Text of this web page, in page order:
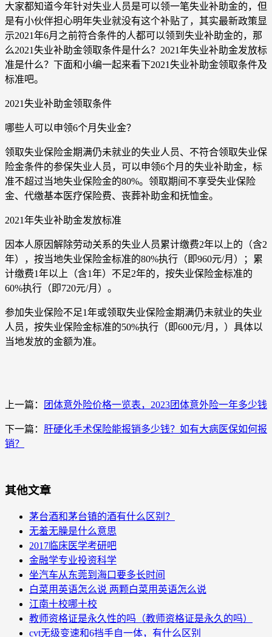
大家都知道今年针对失业人员是可以领一笔失业补助金的，但
是有小伙伴担心明年失业就没有这个补贴了，其实最新政策显
示2021年6月之前符合条件的人都可以领到失业补助金的，那
么2021失业补助金领取条件是什么？2021年失业补助金发放标
准是什么？下面和小编一起来看下2021失业补助金领取条件及
标准吧。
2021失业补助金领取条件
哪些人可以申领6个月失业金？
领取失业保险金期满仍未就业的失业人员、不符合领取失业保
险金条件的参保失业人员，可以申领6个月的失业补助金，标
准不超过当地失业保险金的80%。领取期间不享受失业保险
金、代缴基本医疗保险费、丧葬补助金和抚恤金。
2021年失业补助金发放标准
因本人原因解除劳动关系的失业人员累计缴费2年以上的（含2
年），按当地失业保险金标准的80%执行（即960元/月）；累
计缴费1年以上（含1年）不足2年的，按失业保险金标准的
60%执行（即720元/月）。
参加失业保险不足1年或领取失业保险金期满仍未就业的失业
人员，按失业保险金标准的50%执行（即600元/月，）具体以
当地发放的金额为准。
上一篇： 团体意外险价格一览表，2023团体意外险一年多少钱
下一篇： 肝硬化手术保险能报销多少钱？如有大病医保如何报
销？
其他文章
茅台酒和茅台镇的酒有什么区别？
无羞无臊是什么意思
2017临床医学考研吧
金融学专业投资科学
坐汽车从东莞到海口要多长时间
白菜用英语怎么说 两颗白菜用英语怎么说
江南十校哪十校
教师资格证是永久性的吗（教师资格证是永久的吗）
cvt无级变速和6挡手自一体，有什么区别